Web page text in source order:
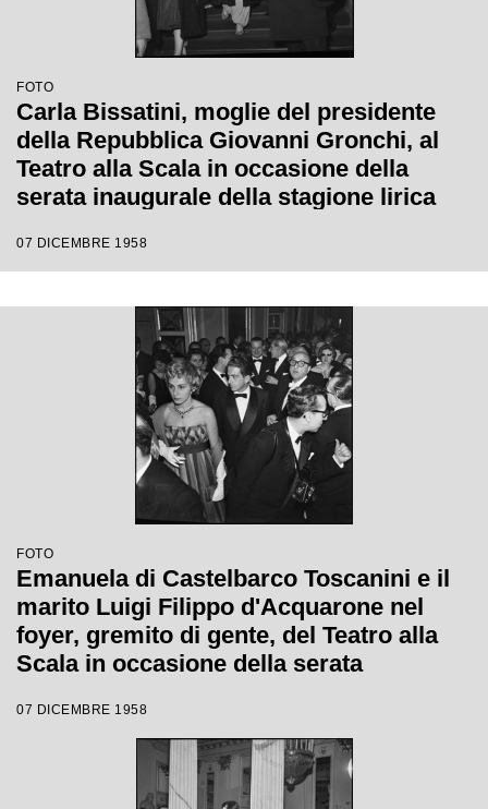
FOTO
Carla Bissatini, moglie del presidente
della Repubblica Giovanni Gronchi, al
Teatro alla Scala in occasione della
serata inaugurale della stagione lirica
Giacomo Puccini, diretta da Antonino
Wallmann
07 DICEMBRE 1958
FOTO
Emanuela di Castelbarco Toscanini e il
marito Luigi Filippo d'Acquarone nel
foyer, gremito di gente, del Teatro alla
Scala in occasione della serata
1959 con l'opera "Turandot", di Giacomo
Puccini, diretta da Antonino Votto con la
regia di Margherita Wallmann
07 DICEMBRE 1958